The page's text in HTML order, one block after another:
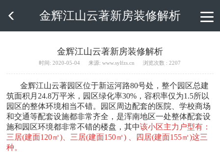
 金辉江山云著新房装修解析
金辉江山云著新房装修解析
时间: 2020-05-04 来源: www.sylfzs.cn 浏览次数 : 2207
金辉江山云著园区位于新运河路80号处，整个园区总建
筑面积月24.8万平米，园区绿化率30%，容积率仅为1.5所以
园区的整体环境相当不错。园区周边配套的医院、学校商场
和交通等配套设施都非常齐全，是浑南地区一处整体配套设
施和园区环境都非常不错的楼盘，其中该小区主力户型有：
三居(建面120㎡)、三居(建面150㎡) 、四居(建面155㎡)这三
种。